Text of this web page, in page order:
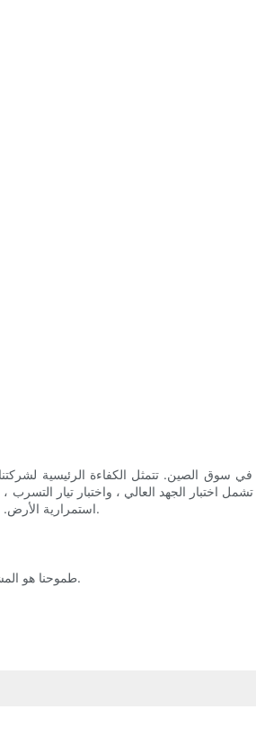
استمرارية الأرض. نظرًا لأن هذا المنتج لا يستهلك سوى قدر ضئيل جدًا من الطاقة ، فقد أدى إلى خفض فواتير الكهرباء إلى حد كبير.
طموحنا هو المشاركة في تأمين التطور المستمر في الصناعة التي يجب أن تكون قادرة على تقدير الجودة وكذلك تشجيع الابتكار.